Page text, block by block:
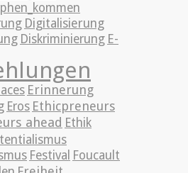
Digitalisierung
Diskriminierung E-
Erinnerung
Eros Ethicpreneurs
ahead Ethik
Festival Foucault